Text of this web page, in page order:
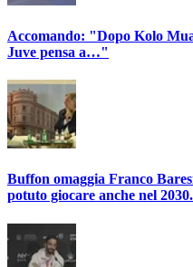
Accomando: "Dopo Kolo
Juve pensa a…"
Buffon omaggia Franco
potuto giocare anche nel